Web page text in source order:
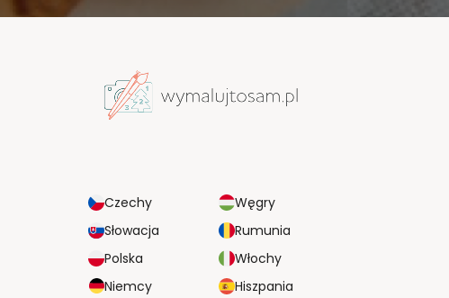
Czechy
Węgry
Słowacja
Rumunia
Polska
Włochy
Niemcy
Hiszpania